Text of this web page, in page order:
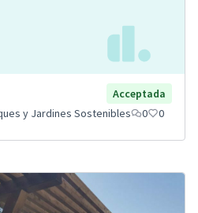
Acceptada
y Jardines Sostenibles 0 0